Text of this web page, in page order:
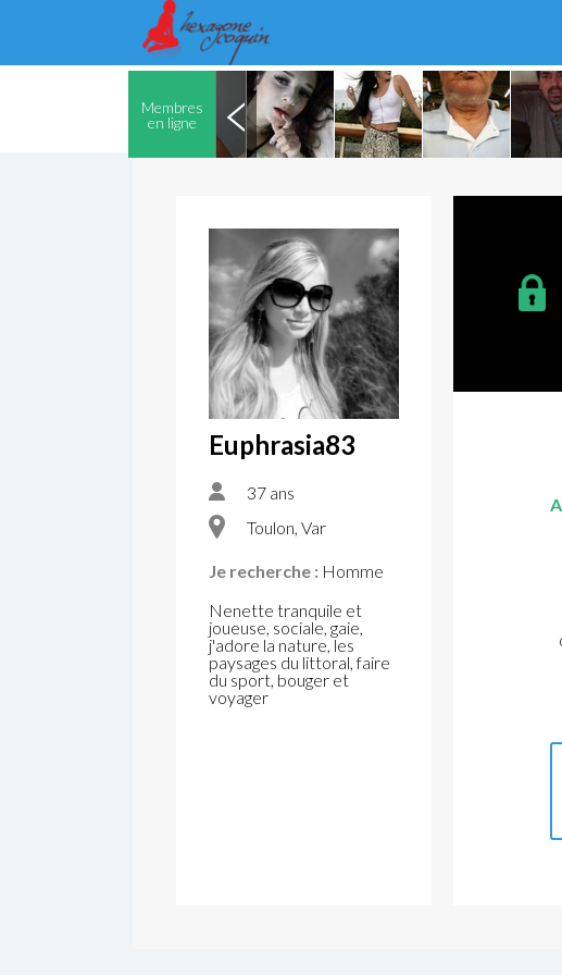
Membres
en ligne
Euphrasia83
37 ans
Toulon, Var
Je recherche : Homme
Nenette tranquile et
joueuse, sociale, gaie,
j'adore la nature, les
paysages du littoral, faire
du sport, bouger et
voyager